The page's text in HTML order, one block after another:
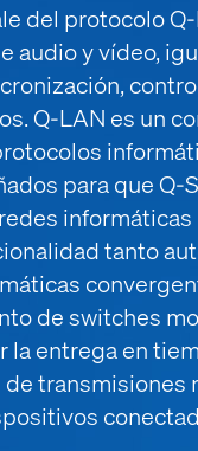
del protocolo
audio y vídeo,
Q-LAN es un
para que Q-
informáticas
tanto
de switches
la entrega en
transmisiones